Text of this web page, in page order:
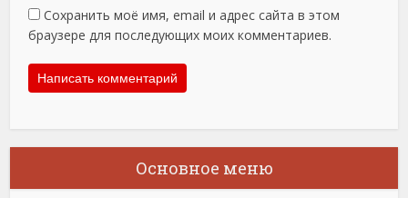
Сохранить моё имя, email и адрес сайта в этом
браузере для последующих моих комментариев.
Основное меню